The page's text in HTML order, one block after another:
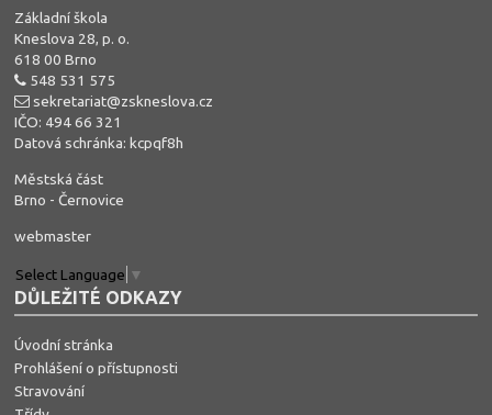
Základní škola
Kneslova 28, p. o.
618 00 Brno
548 531 575
sekretariat@zskneslova.cz
IČO: 494 66 321
Datová schránka: kcpqf8h
Městská část
Brno - Černovice
webmaster
Select Language ▼
DŮLEŽITÉ ODKAZY
Úvodní stránka
Prohlášení o přístupnosti
Stravování